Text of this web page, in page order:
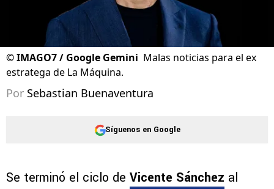
©IMAGO7 / Google Gemini Malas noticias para el ex
estratega de La Máquina.
Por Sebastian Buenaventura
Síguenos en Google
Se terminó el ciclo de Vicente Sánchez al